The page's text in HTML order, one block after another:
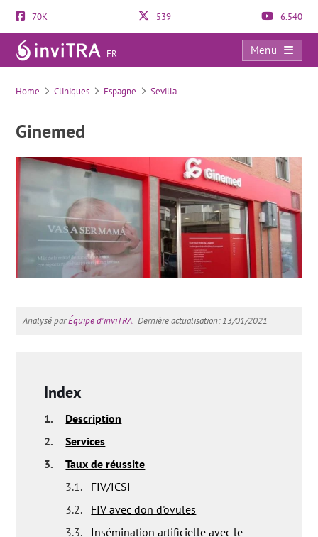
70K 539 6.540
FR
Menu
Ginemed
Home Cliniques Espagne Sevilla
Ginemed
Analysé parÉquipe d'inviTRA. Dernière actualisation: 13/01/2021
Index
1.
Description
2.
Services
3.
Taux de réussite
3.1.
FIV/ICSI
3.2.
FIV avec don d'ovules
3.3.
Insémination artificielle avec le